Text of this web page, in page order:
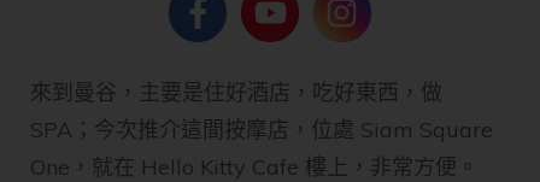
來到曼谷，主要是住好酒店，吃好東西，做
SPA；今次推介這間按摩店，位處 Siam Square
One，就在 Hello Kitty Cafe 樓上，非常方便。